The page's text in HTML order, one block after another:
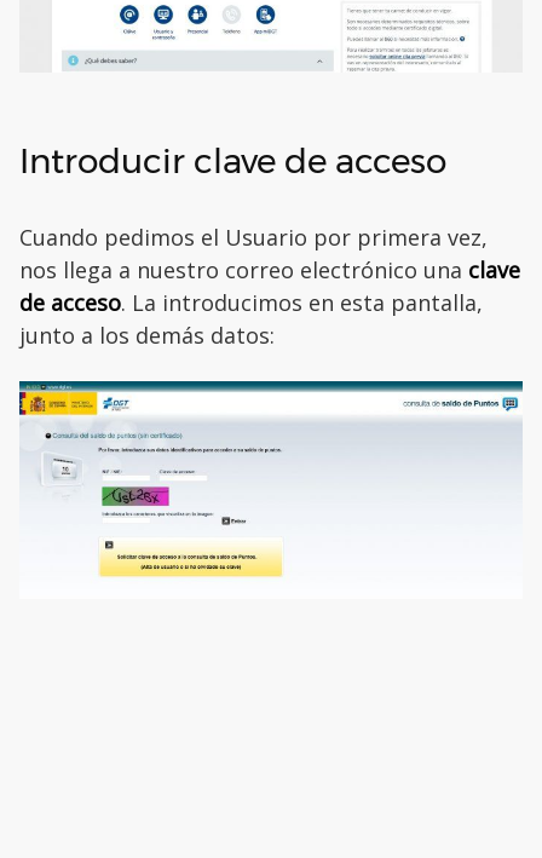
Introducir clave de acceso
Cuando pedimos el Usuario por primera vez,
nos llega a nuestro correo electrónico una clave
de acceso. La introducimos en esta pantalla,
junto a los demás datos: